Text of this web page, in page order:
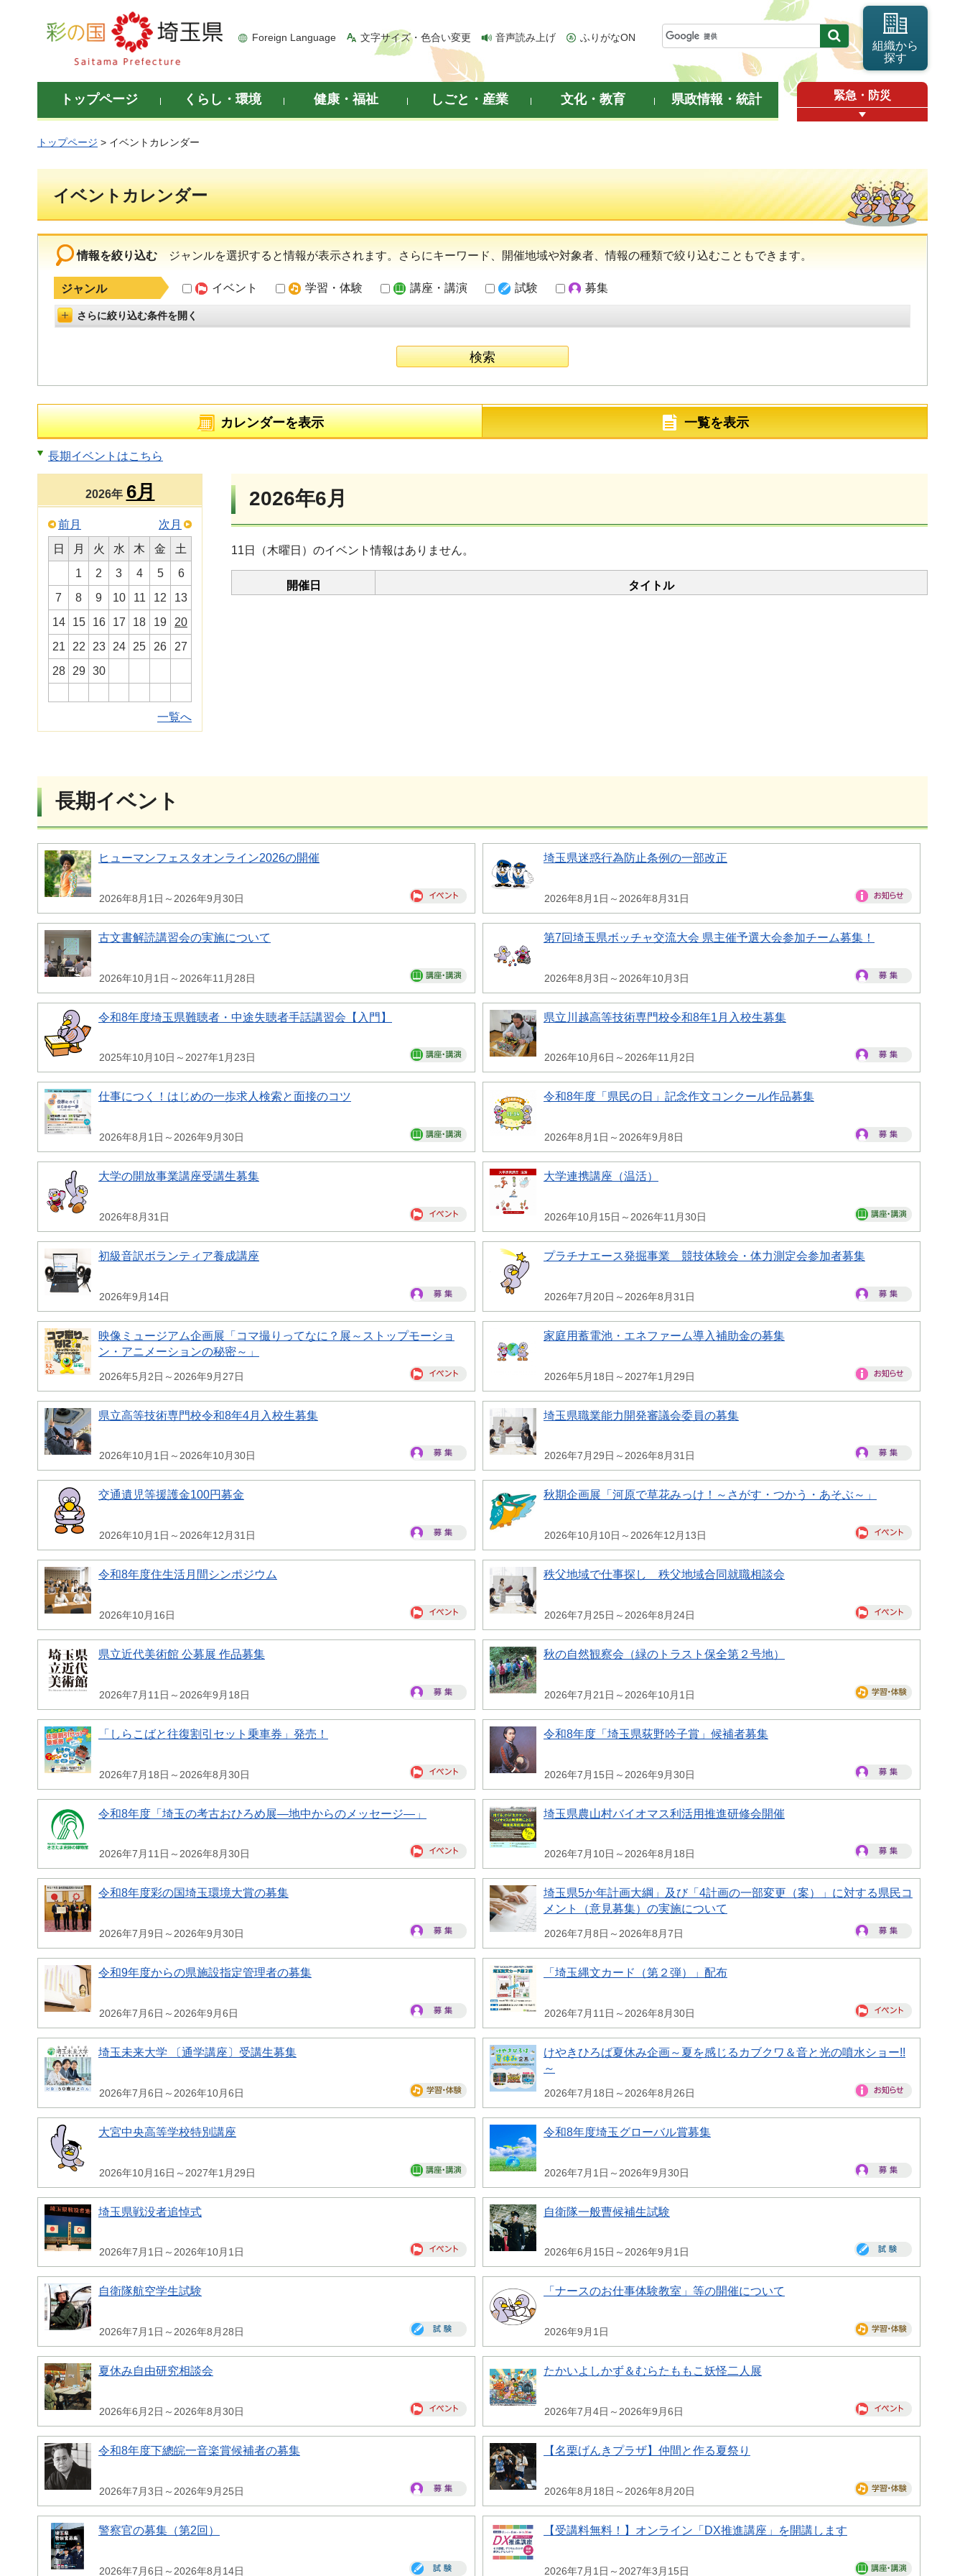
彩の国 埼玉県
Foreign Language 文字サイズ・色合い変更 音声読み上げ ふりがなON
組織から
探す
トップページ くらし・環境 健康・福祉 しごと・産業 文化・教育 県政情報・統計 緊急・防災
トップページ > イベントカレンダー
イベントカレンダー
情報を絞り込む ジャンルを選択すると情報が表示されます。さらにキーワード、開催地域や対象者、情報の種類で絞り込むこともできます。
ジャンル イベント 学習・体験 講座・講演 試験 募集
詳細設定を開く
さらに絞り込む条件を開く
カレンダーを表示 一覧を表示
長期イベントはこちら
2026年 6月
前月
次月
日
月 火 水 木 金
土
1
2 3 4 5
6
7
8 9 10 11 12
13
14
15 16 17 18 19
20
21
22 23 24 25 26
27
28
29 30
一覧へ
2026年6月
11日（木曜日）のイベント情報はありません。
開催日 タイトル
長期イベント
ヒューマンフェスタオンライン2026の開催
2026年8月1日～2026年9月30日
埼玉県迷惑行為防止条例の一部改正
2026年8月1日～2026年8月31日
古文書解読講習会の実施について
2026年10月1日～2026年11月28日
第7回埼玉県ボッチャ交流大会 県主催予選大会参加チーム募集！
2026年8月3日～2026年10月3日
令和8年度埼玉県難聴者・中途失聴者手話講習会【入門】
2025年10月10日～2027年1月23日
県立川越高等技術専門校令和8年1月入校生募集
2026年10月6日～2026年11月2日
仕事につく！はじめの一歩求人検索と面接のコツ
2026年8月1日～2026年9月30日
令和8年度「県民の日」記念作文コンクール作品募集
2026年8月1日～2026年9月8日
大学の開放事業講座受講生募集
2026年8月31日
大学連携講座（温活）
2026年10月15日～2026年11月30日
初級音訳ボランティア養成講座
2026年9月14日
プラチナエース発掘事業 競技体験会・体力測定会参加者募集
2026年7月20日～2026年8月31日
映像ミュージアム企画展「コマ撮りってなに？展～ストップモーショ
ン・アニメーションの秘密～」
2026年5月2日～2026年9月27日
家庭用蓄電池・エネファーム導入補助金の募集
2026年5月18日～2027年1月29日
県立高等技術専門校令和8年4月入校生募集
2026年10月1日～2026年10月30日
埼玉県職業能力開発審議会委員の募集
2026年7月29日～2026年8月31日
交通遺児等援護金100円募金
2026年10月1日～2026年12月31日
秋期企画展「河原で草花みっけ！～さがす・つかう・あそぶ～」
2026年10月10日～2026年12月13日
令和8年度住生活月間シンポジウム
2026年10月16日
秩父地域で仕事探し 秩父地域合同就職相談会
2026年7月25日～2026年8月24日
県立近代美術館 公募展 作品募集
2026年7月11日～2026年9月18日
秋の自然観察会（緑のトラスト保全第２号地）
2026年7月21日～2026年10月1日
「しらこばと往復割引セット乗車券」発売！
2026年7月18日～2026年8月30日
令和8年度「埼玉県荻野吟子賞」候補者募集
2026年7月15日～2026年9月30日
令和8年度「埼玉の考古おひろめ展―地中からのメッセージ―」
2026年7月11日～2026年8月30日
埼玉県農山村バイオマス利活用推進研修会開催
2026年7月10日～2026年8月18日
令和8年度彩の国埼玉環境大賞の募集
2026年7月9日～2026年9月30日
埼玉県5か年計画大綱」及び「4計画の一部変更（案）」に対する県民コ
メント（意見募集）の実施について
2026年7月8日～2026年8月7日
令和9年度からの県施設指定管理者の募集
2026年7月6日～2026年9月6日
「埼玉縄文カード（第２弾）」配布
2026年7月11日～2026年8月30日
埼玉未来大学 〔通学講座〕受講生募集
2026年7月6日～2026年10月6日
けやきひろば夏休み企画～夏を感じるカブクワ＆音と光の噴水ショー!!
～
2026年7月18日～2026年8月26日
大宮中央高等学校特別講座
2026年10月16日～2027年1月29日
令和8年度埼玉グローバル賞募集
2026年7月1日～2026年9月30日
埼玉県戦没者追悼式
2026年7月1日～2026年10月1日
自衛隊一般曹候補生試験
2026年6月15日～2026年9月1日
自衛隊航空学生試験
2026年7月1日～2026年8月28日
「ナースのお仕事体験教室」等の開催について
2026年9月1日
夏休み自由研究相談会
2026年6月2日～2026年8月30日
たかいよしかず＆むらたももこ妖怪二人展
2026年7月4日～2026年9月6日
令和8年度下總皖一音楽賞候補者の募集
2026年7月3日～2026年9月25日
【名栗げんきプラザ】仲間と作る夏祭り
2026年8月18日～2026年8月20日
警察官の募集（第2回）
2026年7月6日～2026年8月14日
【受講料無料！】オンライン「DX推進講座」を開講します
2026年7月1日～2027年3月15日